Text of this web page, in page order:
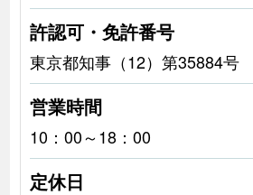
許認可・免許番号
東京都知事（12）第35884号
営業時間
10：00～18：00
定休日